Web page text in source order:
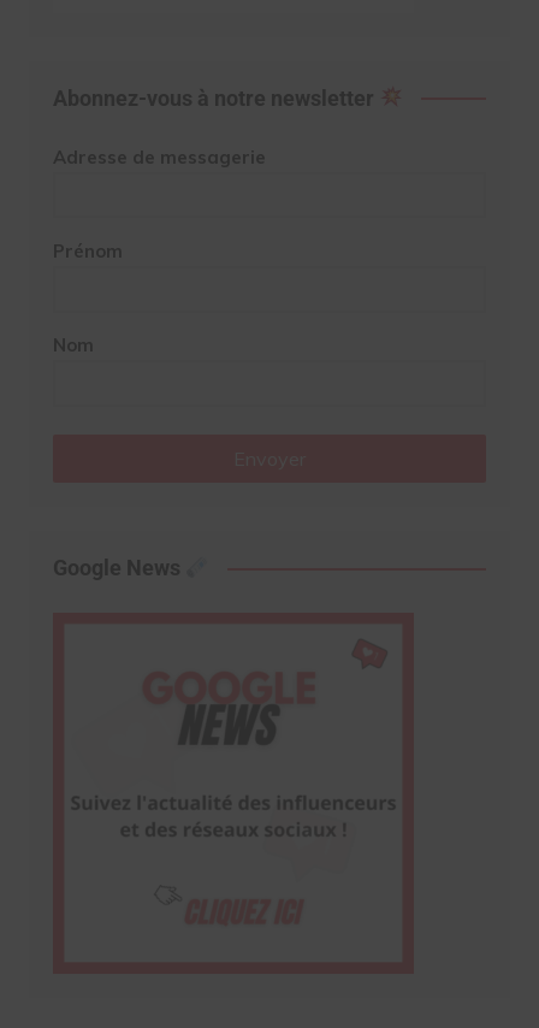
Abonnez-vous à notre newsletter
Adresse de messagerie
Prénom
Nom
Google News